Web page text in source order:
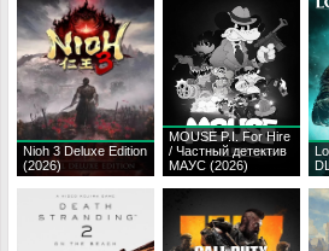
Nioh 3 Deluxe Edition
(2026)
MOUSE P.I. For Hire
/ Частный детектив
МАУС (2026)